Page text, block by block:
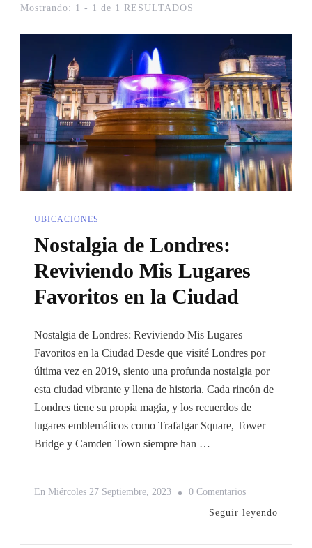
Mostrando: 1 - 1 de 1 RESULTADOS
UBICACIONES
Nostalgia de Londres:
Reviviendo Mis Lugares
Favoritos en la Ciudad
Nostalgia de Londres: Reviviendo Mis Lugares
Favoritos en la Ciudad Desde que visité Londres por
última vez en 2019, siento una profunda nostalgia por
esta ciudad vibrante y llena de historia. Cada rincón de
Londres tiene su propia magia, y los recuerdos de
lugares emblemáticos como Trafalgar Square, Tower
Bridge y Camden Town siempre han …
En Miércoles 27 Septiembre, 2023 0 ComentariosEn
Nostalgia
Seguir leyendo